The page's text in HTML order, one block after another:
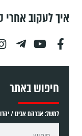
איך לעקוב אחרי
חיפוש באתר
למשל: אברהם אבינו /